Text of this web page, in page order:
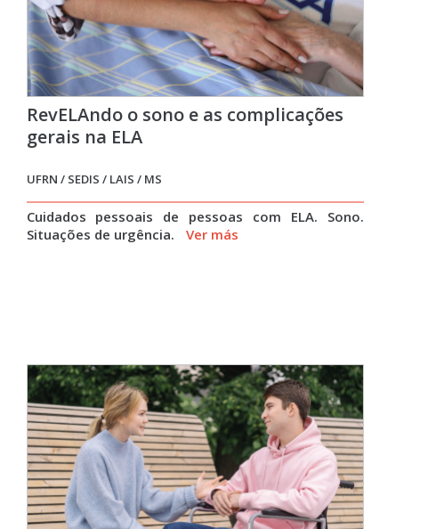
RevELAndo o sono e as complicações
gerais na ELA
UFRN / SEDIS / LAIS / MS
Cuidados pessoais de pessoas com ELA. Sono.
Situações de urgência.
Ver más